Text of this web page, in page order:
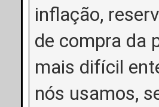
inflação,
de compra da
mais difícil
nós usamos,